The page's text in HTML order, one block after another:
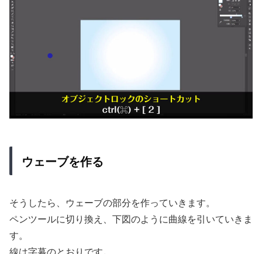
ウェーブを作る
そうしたら、ウェーブの部分を作っていきます。
ペンツールに切り換え、下図のように曲線を引いていきま
す。
線は字幕のとおりです。